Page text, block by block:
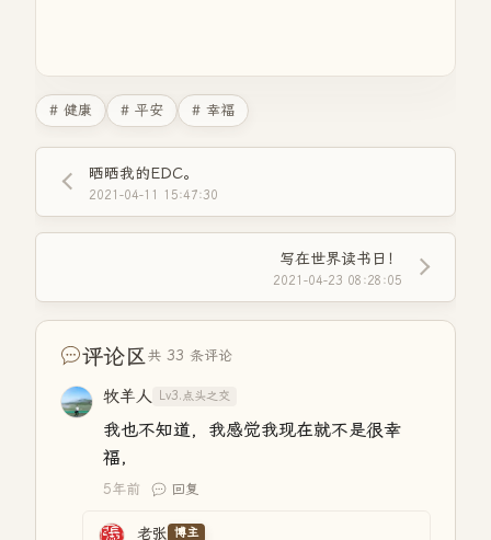
# 健康 # 平安 # 幸福
晒晒我的EDC。
2021-04-11 15:47:30
写在世界读书日！
2021-04-23 08:28:05
评论区 共 33 条评论
牧羊人 Lv3.点头之交
我也不知道，我感觉我现在就不是很幸
福，
5年前 回复
老张 博主